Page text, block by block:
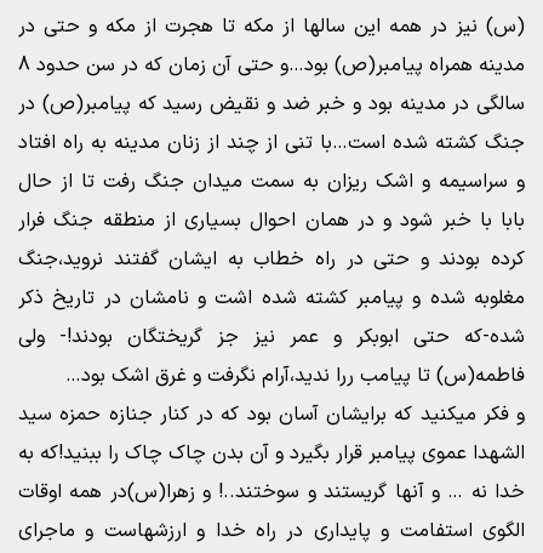
(س) نیز در همه این سالها از مکه تا هجرت از مکه و حتی در
مدینه همراه پیامبر(ص) بود…و حتی آن زمان که در سن حدود 8
سالگی در مدینه بود و خبر ضد و نقیض رسید که پیامبر(ص) در
جنگ کشته شده است…با تنی از چند از زنان مدینه به راه افتاد
و سراسیمه و اشک ریزان به سمت میدان جنگ رفت تا از حال
بابا با خبر شود و در همان احوال بسیاری از منطقه جنگ فرار
کرده بودند و حتی در راه خطاب به ایشان گفتند نروید،جنگ
مغلوبه شده و پیامبر کشته شده اشت و نامشان در تاریخ ذکر
شده-که حتی ابوبکر و عمر نیز جز گریختگان بودند!- ولی
فاطمه(س) تا پیامب ررا ندید،آرام نگرفت و غرق اشک بود…
و فکر میکنید که برایشان آسان بود که در کنار جنازه حمزه سید
الشهدا عموی پیامبر قرار بگیرد و آن بدن چاک چاک را ببنید!که به
خدا نه … و آنها گریستند و سوختند..! و زهرا(س)در همه اوقات
الگوی استفامت و پایداری در راه خدا و ارزشهاست و ماجرای